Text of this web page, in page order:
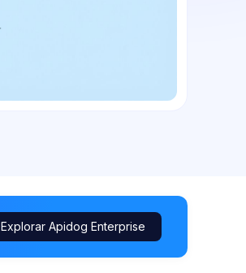
Explorar Apidog Enterprise